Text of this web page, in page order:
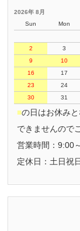
2026年 8月
Sun
Mon
2
3
9
10
16
17
23
24
30
31
■の日はお休み
できませんので
営業時間：9:00
定休日：土日祝